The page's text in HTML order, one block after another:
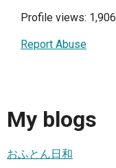
Profile views: 1,906
Report Abuse
My blogs
おふとん日和